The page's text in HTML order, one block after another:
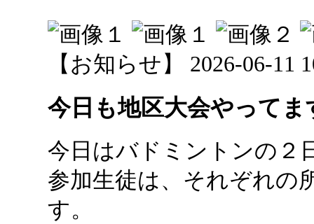
【お知らせ】 2026-06-11
今日も地区大会やってま
今日はバドミントンの２
参加生徒は、それぞれの
す。